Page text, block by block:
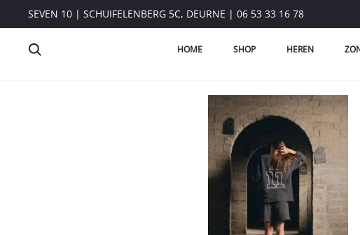
SEVEN 10 | SCHUIFELENBERG 5C, DEURNE | 06 53 33 16 78
HOME SHOP HEREN